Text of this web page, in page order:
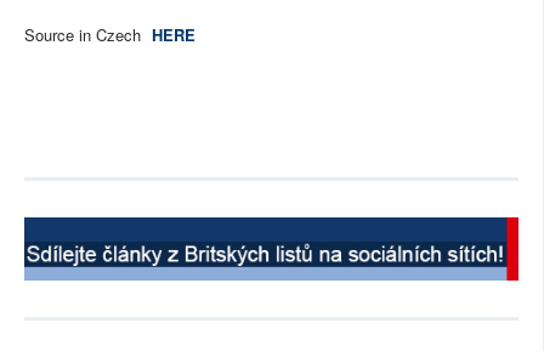
Source in Czech HERE